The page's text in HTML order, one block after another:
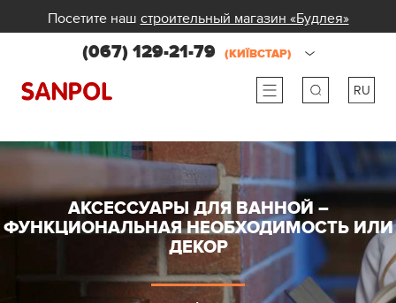
Посетите наш строительный магазин «Будлея»
(067) 129-21-79 (КИЇВСТАР)
RU
ua
АКСЕССУАРЫ ДЛЯ ВАННОЙ –
ФУНКЦИОНАЛЬНАЯ НЕОБХОДИМОСТЬ ИЛИ
ДЕКОР